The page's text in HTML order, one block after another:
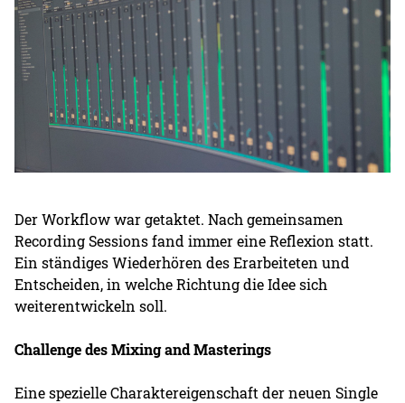
Der Workflow war getaktet. Nach gemeinsamen
Recording Sessions fand immer eine Reflexion statt.
Ein ständiges Wiederhören des Erarbeiteten und
Entscheiden, in welche Richtung die Idee sich
weiterentwickeln soll.
Challenge des Mixing and Masterings
Eine spezielle Charaktereigenschaft der neuen Single